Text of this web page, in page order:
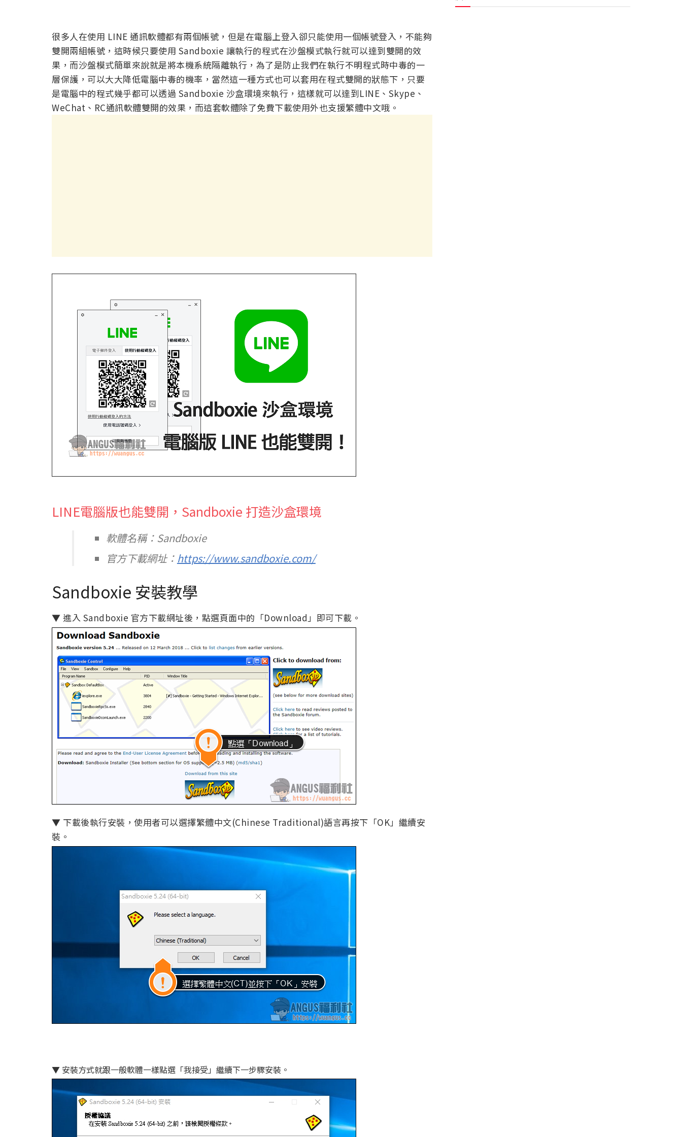
很多人在使用 LINE 通訊軟體都有兩個帳號，但是在電腦上登入卻只能使用一個帳號登入，不能夠
雙開兩組帳號，這時候只要使用 Sandboxie 讓執行的程式在沙盤模式執行就可以達到雙開的效
果，而沙盤模式簡單來說就是將本機系統隔離執行，為了是防止我們在執行不明程式時中毒的一
層保護，可以大大降低電腦中毒的機率，當然這一種方式也可以套用在程式雙開的狀態下，只要
是電腦中的程式幾乎都可以透過 Sandboxie 沙盒環境來執行，這樣就可以達到LINE、Skype、
WeChat、RC通訊軟體雙開的效果，而這套軟體除了免費下載使用外也支援繁體中文哦。
LINE電腦版也能雙開，Sandboxie 打造沙盒環境
軟體名稱：Sandboxie
官方下載網址： https://www.sandboxie.com/
Sandboxie 安裝教學
▼ 進入 Sandboxie 官方下載網址後，點選頁面中的「Download」即可下載。
▼ 下載後執行安裝，使用者可以選擇繁體中文(Chinese Traditional)語言再按下「OK」繼續安
裝。
▼ 安裝方式就跟一般軟體一樣點選「我接受」繼續下一步驟安裝。